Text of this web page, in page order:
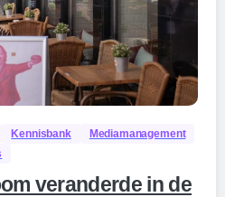
Kennisbank
Mediamanagement
veranderde in de